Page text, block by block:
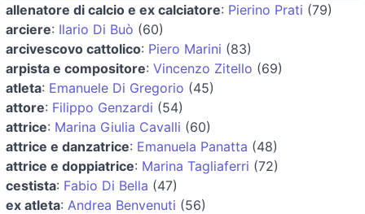
allenatore di calcio e ex calciatore: Pierino Prati (79)
arciere: Ilario Di Buò (60)
arcivescovo cattolico: Piero Marini (83)
arpista e compositore: Vincenzo Zitello (69)
atleta: Emanuele Di Gregorio (45)
attore: Filippo Genzardi (54)
attrice: Marina Giulia Cavalli (60)
attrice e danzatrice: Emanuela Panatta (48)
attrice e doppiatrice: Marina Tagliaferri (72)
cestista: Fabio Di Bella (47)
ex atleta: Andrea Benvenuti (56)